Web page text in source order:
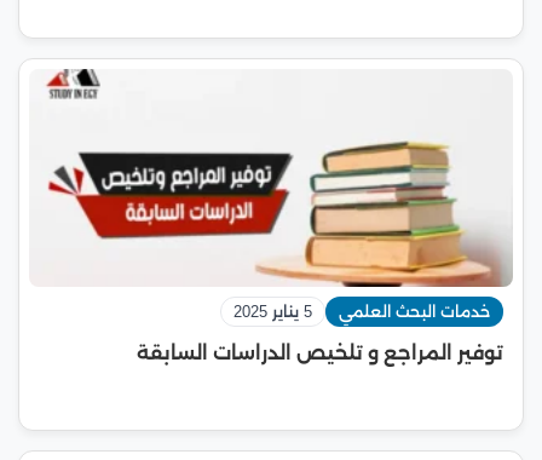
خدمات البحث العلمي 5 يناير 2025
توفير المراجع و تلخيص الدراسات السابقة